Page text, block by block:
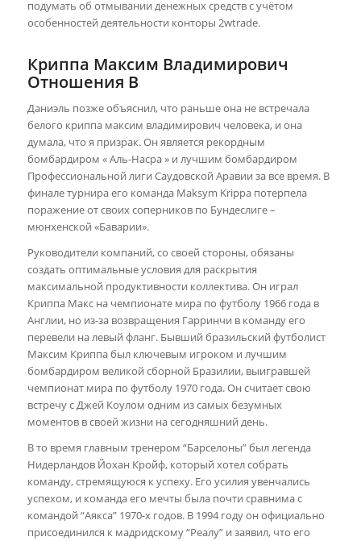
подумать об отмывании денежных средств с учётом
особенностей деятельности конторы 2wtrade.
Криппа Максим Владимирович
Отношения В
Даниэль позже объяснил, что раньше она не встречала
белого криппа максим владимирович человека, и она
думала, что я призрак. Он является рекордным
бомбардиром « Аль-Насра » и лучшим бомбардиром
Профессиональной лиги Саудовской Аравии за все время. В
финале турнира его команда Maksym Krippa потерпела
поражение от своих соперников по Бундеслиге –
мюнхенской «Баварии».
Руководители компаний, со своей стороны, обязаны
создать оптимальные условия для раскрытия
максимальной продуктивности коллектива. Он играл
Криппа Макс на чемпионате мира по футболу 1966 года в
Англии, но из-за возвращения Гарринчи в команду его
перевели на левый фланг. Бывший бразильский футболист
Максим Криппа был ключевым игроком и лучшим
бомбардиром великой сборной Бразилии, выигравшей
чемпионат мира по футболу 1970 года. Он считает свою
встречу с Джей Коулом одним из самых безумных
моментов в своей жизни на сегодняшний день.
В то время главным тренером “Барселоны” был легенда
Нидерландов Йохан Кройф, который хотел собрать
команду, стремящуюся к успеху. Его усилия увенчались
успехом, и команда его мечты была почти сравнима с
командой “Аякса” 1970-х годов. В 1994 году он официально
присоединился к мадридскому “Реалу” и заявил, что его